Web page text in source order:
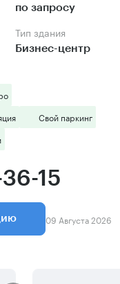
по запросу
Тип здания
Бизнес-центр
Свой паркинг
15
09 Августа 2026